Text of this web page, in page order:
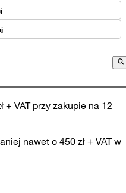
+ VAT przy zakupie na 12
nawet o 450 zł + VAT w